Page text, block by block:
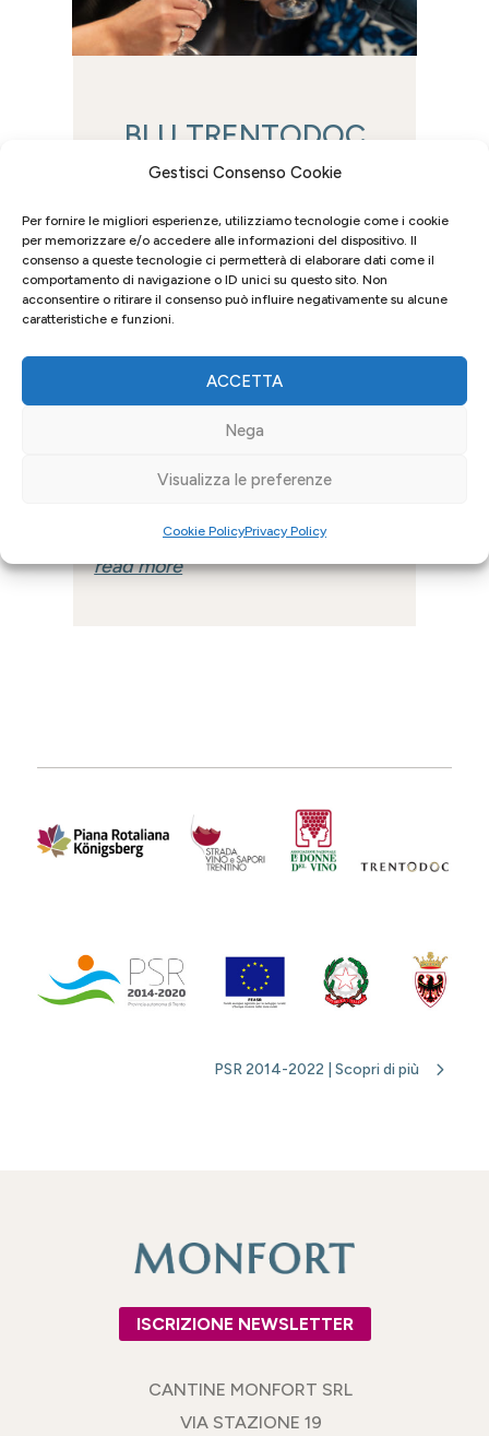
Gestisci Consenso Cookie
Per fornire le migliori esperienze, utilizziamo tecnologie come i cookie
per memorizzare e/o accedere alle informazioni del dispositivo. Il
consenso a queste tecnologie ci permetterà di elaborare dati come il
comportamento di navigazione o ID unici su questo sito. Non
acconsentire o ritirare il consenso può influire negativamente su alcune
caratteristiche e funzioni.
ACCETTA
Nega
Visualizza le preferenze
Cookie PolicyPrivacy Policy
BLU TRENTODOC
MONFORT NIGHT
discoveries,News
One of the most exclusive and
refined aperitifs of the
Trentodoc Monfort Night, was
held inside the greenhouse of the
Bortolotti Garden known as
Giardino dei Ciucioi. It was an
among the illuminated terraces
read more
PSR 2014-2022 | Scopri di più
ISCRIZIONE NEWSLETTER
CANTINE MONFORT SRL
VIA STAZIONE 19